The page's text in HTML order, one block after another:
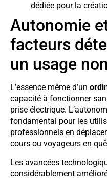
dédiée pour la
Autonomie
facteurs
un usage
L’essence même d’un
capacité à fonctionner
prise électrique.
fondamental pour les
professionnels en
cours ou voyageurs en
Les avancées
considérablement